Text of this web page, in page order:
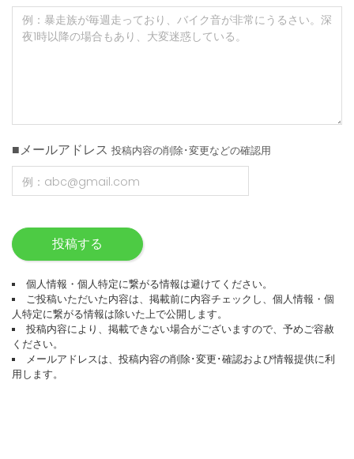
■メールアドレス 投稿内容の削除･変更などの確認用
投稿する
個人情報・個人特定に繋がる情報は避けてください。
ご投稿いただいた内容は、掲載前に内容チェックし、個人情報・個
人特定に繋がる情報は除いた上で公開します。
投稿内容により、掲載できない場合がございますので、予めご容赦
ください。
メールアドレスは、投稿内容の削除･変更･確認および情報提供に利
用します。